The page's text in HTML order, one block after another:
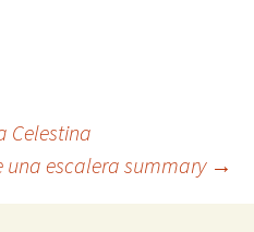
Celestina
una escalera summary →